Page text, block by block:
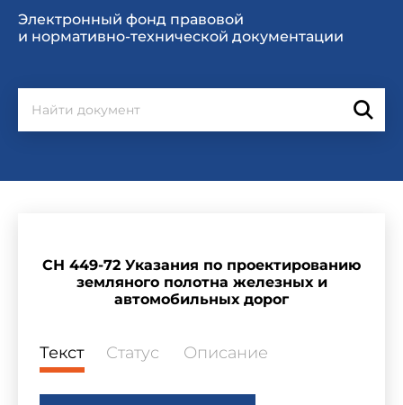
Электронный фонд правовой
и нормативно-технической документации
СН 449-72 Указания по проектированию
земляного полотна железных и
автомобильных дорог
Текст Статус Описание